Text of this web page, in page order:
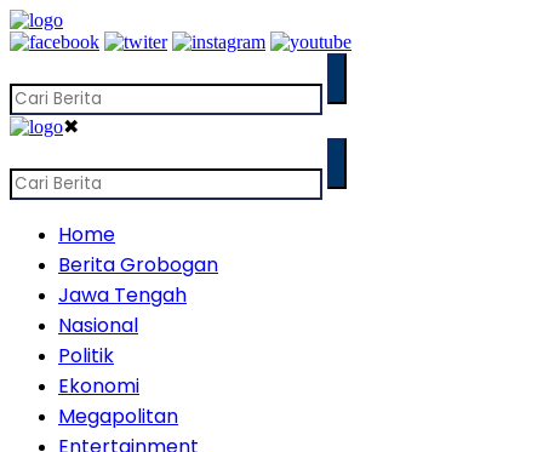
✖
Home
Berita Grobogan
Jawa Tengah
Nasional
Politik
Ekonomi
Megapolitan